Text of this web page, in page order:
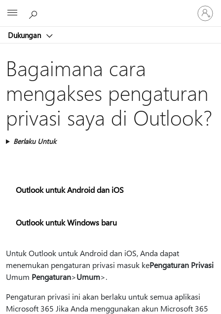
Dukungan
Masuk
ke
akun
Bagaimana cara
mengakses pengaturan
privasi saya di Outlook?
Berlaku Untuk
Outlook untuk Android dan iOS
Outlook untuk Windows baru
Untuk Outlook untuk Android dan iOS, Anda dapat
menemukan pengaturan privasi masuk kePengaturan Privasi
Umum Pengaturan>Umum>.
Pengaturan privasi ini akan berlaku untuk semua aplikasi
Microsoft 365 Jika Anda menggunakan akun Microsoft 365